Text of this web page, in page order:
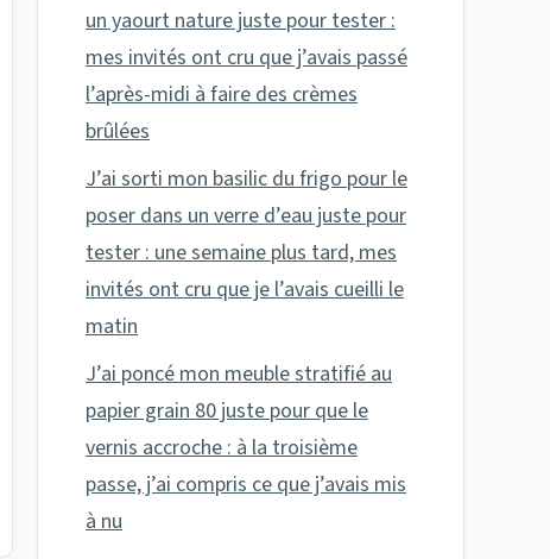
un yaourt nature juste pour tester :
mes invités ont cru que j’avais passé
l’après-midi à faire des crèmes
brûlées
J’ai sorti mon basilic du frigo pour le
poser dans un verre d’eau juste pour
tester : une semaine plus tard, mes
invités ont cru que je l’avais cueilli le
matin
J’ai poncé mon meuble stratifié au
papier grain 80 juste pour que le
vernis accroche : à la troisième
passe, j’ai compris ce que j’avais mis
à nu